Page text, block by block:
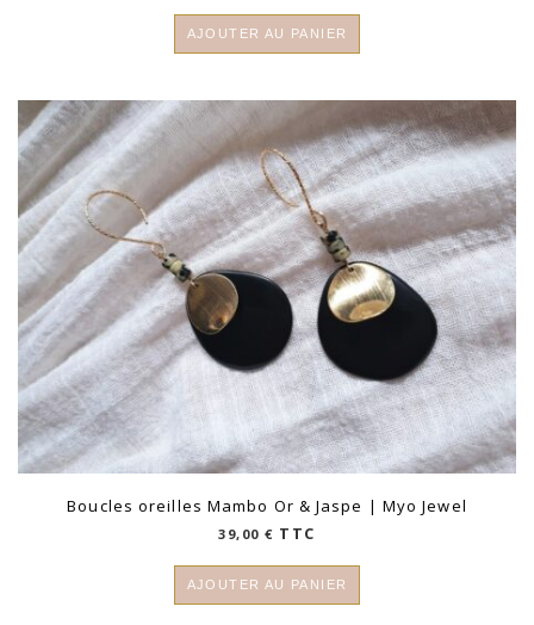
AJOUTER AU PANIER
Boucles oreilles Mambo Or & Jaspe | Myo Jewel
39,00€ TTC
AJOUTER AU PANIER